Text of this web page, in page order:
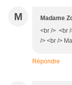
M Madame
<br /> <br /
/> <br />
Répondre